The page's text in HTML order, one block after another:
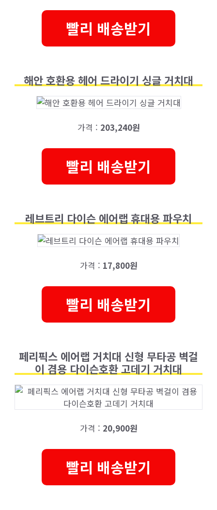
빨리 배송받기
해안 호환용 헤어 드라이기 싱글 거치대
가격 : 203,240원
빨리 배송받기
레브트리 다이슨 에어랩 휴대용 파우치
가격 : 17,800원
빨리 배송받기
페리픽스 에어랩 거치대 신형 무타공 벽걸
이 겸용 다이슨호환 고데기 거치대
가격 : 20,900원
빨리 배송받기